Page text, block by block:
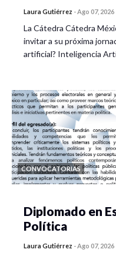
Laura Gutiérrez -Ago 07, 2026
La Cátedra Cátedra
invitar a su próxima
artificial? Inteligencia
CONVOCATORIAS
Diplomado en
Política
Laura Gutiérrez -Ago 07, 2026